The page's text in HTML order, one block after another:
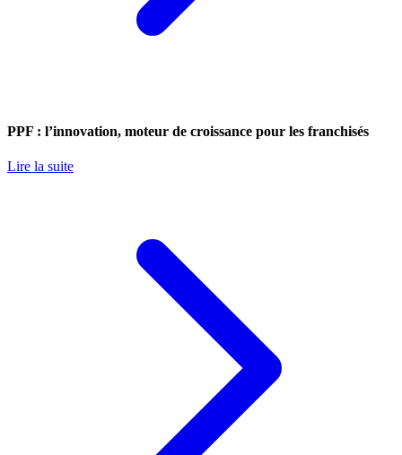
PPF : l’innovation, moteur de croissance pour les franchisés
Lire la suite